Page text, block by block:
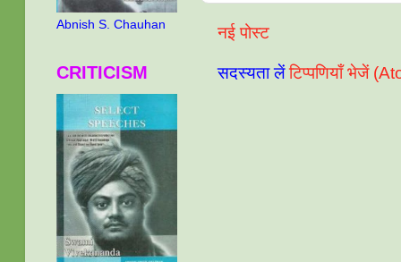
नई पोस्ट
सदस्यता लेंटिप्पणियाँ भेजें
Abnish S. Chauhan
CRITICISM